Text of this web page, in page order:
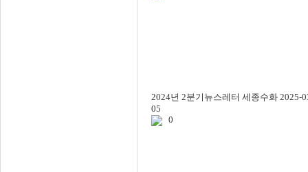
2024년 2분기뉴스레터 세종수화 2025-
05
0